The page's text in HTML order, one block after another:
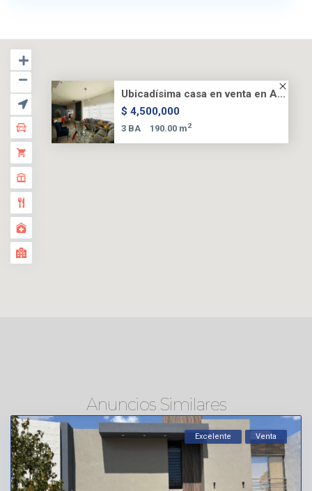
Ubicadísima casa en venta en A...
$ 4,500,000
3 BA 190.00 m2
Anuncios Similares
Excelente Venta